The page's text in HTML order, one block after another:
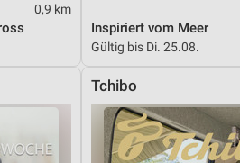
0,9 km
Inspiriert vom Meer
Gültig bis Di. 25.08.
Tchibo